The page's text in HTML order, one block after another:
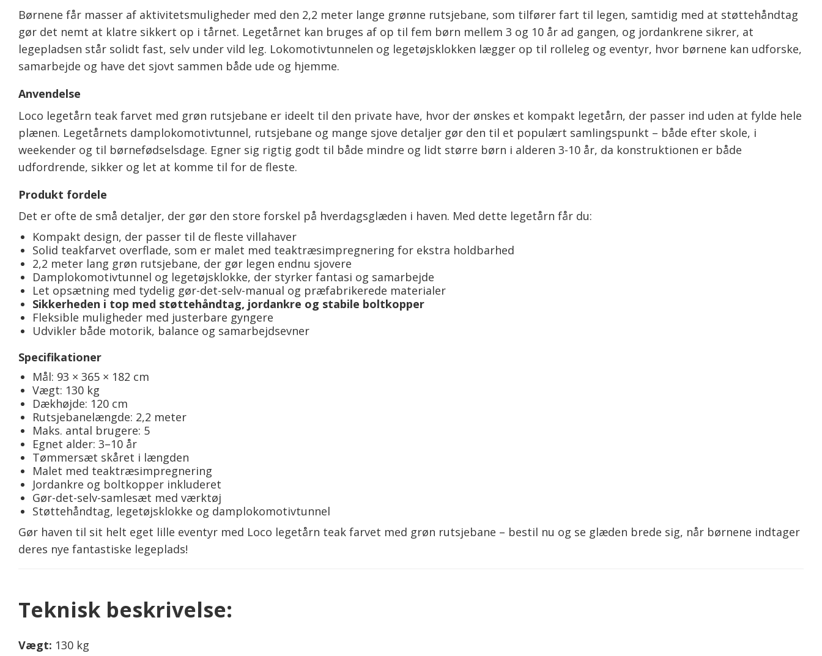
Børnene får masser af aktivitetsmuligheder med den 2,2 meter lange grønne rutsjebane, som tilfører fart til legen, samtidig med at støttehåndtag
gør det nemt at klatre sikkert op i tårnet. Legetårnet kan bruges af op til fem børn mellem 3 og 10 år ad gangen, og jordankrene sikrer, at
legepladsen står solidt fast, selv under vild leg. Lokomotivtunnelen og legetøjsklokken lægger op til rolleleg og eventyr, hvor børnene kan udforske,
samarbejde og have det sjovt sammen både ude og hjemme.
Anvendelse
Loco legetårn teak farvet med grøn rutsjebane er ideelt til den private have, hvor der ønskes et kompakt legetårn, der passer ind uden at fylde hele
plænen. Legetårnets damplokomotivtunnel, rutsjebane og mange sjove detaljer gør den til et populært samlingspunkt – både efter skole, i
weekender og til børnefødselsdage. Egner sig rigtig godt til både mindre og lidt større børn i alderen 3-10 år, da konstruktionen er både
udfordrende, sikker og let at komme til for de fleste.
Produkt fordele
Det er ofte de små detaljer, der gør den store forskel på hverdagsglæden i haven. Med dette legetårn får du:
Kompakt design, der passer til de fleste villahaver
Solid teakfarvet overflade, som er malet med teaktræsimpregnering for ekstra holdbarhed
2,2 meter lang grøn rutsjebane, der gør legen endnu sjovere
Damplokomotivtunnel og legetøjsklokke, der styrker fantasi og samarbejde
Let opsætning med tydelig gør-det-selv-manual og præfabrikerede materialer
Sikkerheden i top med støttehåndtag, jordankre og stabile boltkopper
Fleksible muligheder med justerbare gyngere
Udvikler både motorik, balance og samarbejdsevner
Specifikationer
Mål: 93 × 365 × 182 cm
Vægt: 130 kg
Dækhøjde: 120 cm
Rutsjebanelængde: 2,2 meter
Maks. antal brugere: 5
Egnet alder: 3–10 år
Tømmersæt skåret i længden
Malet med teaktræsimpregnering
Jordankre og boltkopper inkluderet
Gør-det-selv-samlesæt med værktøj
Støttehåndtag, legetøjsklokke og damplokomotivtunnel
Gør haven til sit helt eget lille eventyr med Loco legetårn teak farvet med grøn rutsjebane – bestil nu og se glæden brede sig, når børnene indtager
deres nye fantastiske legeplads!
Teknisk beskrivelse:
Vægt: 130 kg